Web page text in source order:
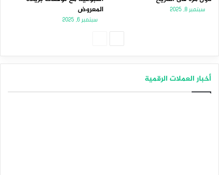
سبتمبر 8, 2025
المعروض
سبتمبر 6, 2025
أخبار العملات الرقمية